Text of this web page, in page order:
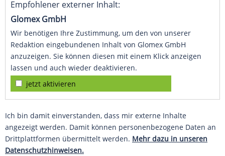
Empfohlener externer Inhalt:
Glomex GmbH
Wir benötigen Ihre Zustimmung, um den von unserer
Redaktion eingebundenen Inhalt von Glomex GmbH
anzuzeigen. Sie können diesen mit einem Klick anzeigen
lassen und auch wieder deaktivieren.
jetzt aktivieren
Ich bin damit einverstanden, dass mir externe Inhalte
angezeigt werden. Damit können personenbezogene Daten an
Drittplattformen übermittelt werden. Mehr dazu in unseren
Datenschutzhinweisen.